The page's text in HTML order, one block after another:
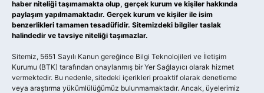
haber niteliği taşımamakta olup, gerçek kurum ve kişiler hakkında
paylaşım yapılmamaktadır. Gerçek kurum ve kişiler ile isim
benzerlikleri tamamen tesadüfidir. Sitemizdeki bilgiler taslak
halindedir ve tavsiye niteliği taşımazlar.
Sitemiz, 5651 Sayılı Kanun gereğince Bilgi Teknolojileri ve İletişim
Kurumu (BTK) tarafından onaylanmış bir Yer Sağlayıcı olarak hizmet
vermektedir. Bu nedenle, sitedeki içerikleri proaktif olarak denetleme
veya araştırma yükümlülüğümüz bulunmamaktadır. Ancak, üyelerimiz